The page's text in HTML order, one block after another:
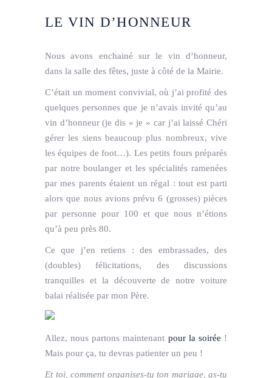
LE VIN D’HONNEUR
Nous avons enchainé sur le vin d’honneur,
dans la salle des fêtes, juste à côté de la Mairie.
C’était un moment convivial, où j’ai profité des
quelques personnes que je n’avais invité qu’au
vin d’honneur (je dis « je » car j’ai laissé Chéri
gérer les siens beaucoup plus nombreux, vive
les équipes de foot…). Les petits fours préparés
par notre boulanger et les spécialités ramenées
par mes parents étaient un régal : tout est parti
alors que nous avions prévu 6 (grosses) pièces
par personne pour 100 et que nous n’étions
qu’à peu près 80.
Ce que j’en retiens : des embrassades, des
(doubles) félicitations, des discussions
tranquilles et la découverte de notre voiture
balai réalisée par mon Père.
Allez, nous partons maintenant pour la soirée !
Mais pour ça, tu devras patienter un peu !
Et toi, comment organises-tu ton mariage, as-tu